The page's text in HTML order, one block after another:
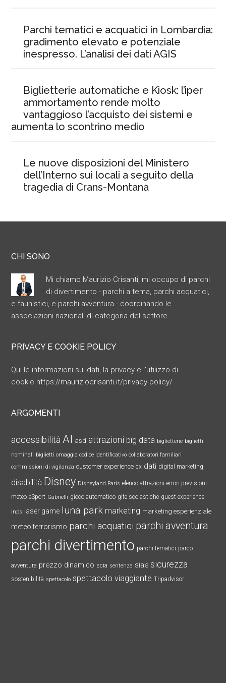
Parchi tematici e acquatici in Lombardia:
gradimento elevato e potenziale
inespresso. L’analisi dei dati AGIS
Biglietterie automatiche e Kiosk: l’iper
ammortamento rende molto
vantaggioso l’acquisto dei sistemi e
aumenta lo scontrino medio
Le nuove disposizioni del Ministero
dell’Interno sui locali a seguito della
tragedia di Crans-Montana
CHI SONO
Mi chiamo Maurizio Crisanti, mi occupo di parchi
di divertimento - parchi a tema, parchi acquatici,
e faunistici, e parchi avventura - coordinando le
associazioni nazionali di categoria del settore.
PRIVACY E COOKIE POLICY
Qui le informazioni sui dati, la privacy e l’utilizzo di
cookie https://mauriziocrisanti.it/privacy-policy/
ARGOMENTI
accessibilità AI asd attrazioni big data biglietterie biglietti
nominali biglietti omaggio codice identificativo collaboratori familiari
commissioni di vigilanza customer experience cx dati digital marketing
disabilità Disney Disneyland Paris elenco attrazioni errori previsioni
meteo eSport Gabrielli gioco automatico gite scolastiche guest experience
inps laser game luna park marketing marketing esperienziale
meteo terrorismo parchi acquatici parchi avventura
parchi divertimento parchi tematici parco
avventura prezzo dinamico scia sentenza siae sicurezza
sostenibilità spettacolo spettacolo viaggiante Tripadvisor